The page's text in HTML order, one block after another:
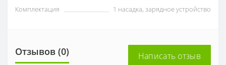
Комплектация 1 насадка, зарядное устройство
Отзывов (0) Написать отзыв